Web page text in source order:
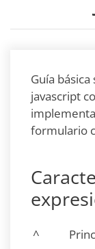
Guía
javascript
formulario
^